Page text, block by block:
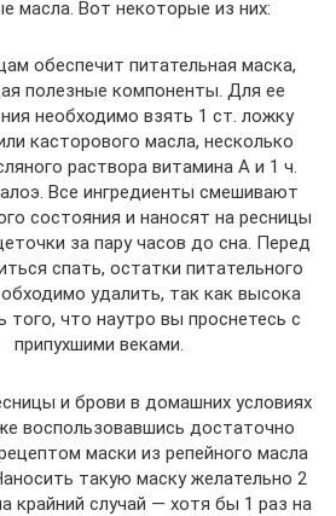
масла. Вот некоторые из них:
обеспечит питательная маска,
полезные компоненты. Для ее
необходимо взять 1 ст. ложку
касторового масла, несколько
раствора витамина А и 1 ч.
Все ингредиенты смешивают
состояния и наносят на ресницы
за пару часов до сна. Перед
спать, остатки питательного
удалить, так как высока
того, что наутро вы проснетесь с
припухшими веками.
и брови в домашних условиях
воспользовавшись достаточно
маски из репейного масла
такую маску желательно 2
крайний случай — хотя бы 1 раз на